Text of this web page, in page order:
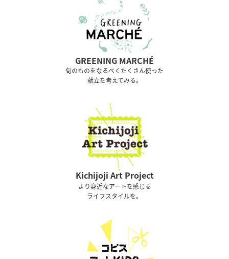
GREENING MARCHÉ
旬のものをなるべくたくさん使った
献立を考えてみる。
Kichijoji Art Project
より身近なアートを感じる
ライフスタイルを。